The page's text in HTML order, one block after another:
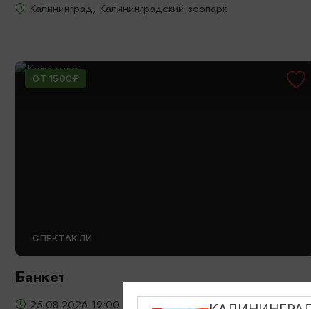
Калининград, Калининградский зоопарк
ОТ 1500₽
СПЕКТАКЛИ
Банкет
25.08.2026 19:00